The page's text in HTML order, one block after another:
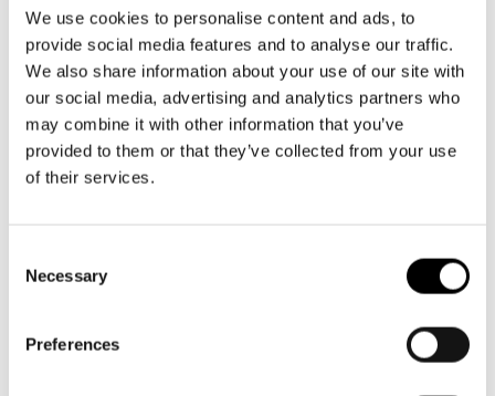
We use cookies to personalise content and ads, to
provide social media features and to analyse our traffic.
We also share information about your use of our site with
our social media, advertising and analytics partners who
may combine it with other information that you’ve
provided to them or that they’ve collected from your use
of their services.
Selection
Necessary
Preferences
Presentkort
Tillgänglighet
Frågor & svar
Platskarta
Företag
Guidning
Teaterns verksamhet
Ensemble
Historia
LOGGA IN
info@svenskateatern.fi
BILJETTER
Köp biljetter
Biljettkassan öppnar 11.8
Norra esplanaden 2